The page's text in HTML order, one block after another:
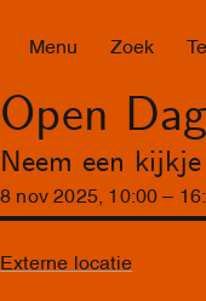
Menu Zoek
Open
Neem een
8 nov 2025 10:00 16 :
Externe locatie